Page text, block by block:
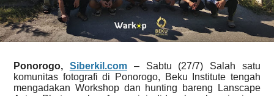
Ponorogo, Siberkil.com– Sabtu (27/7) Salah satu
komunitas fotografi di Ponorogo, Beku Institute tengah
mengadakan Workshop dan hunting bareng Lanscape